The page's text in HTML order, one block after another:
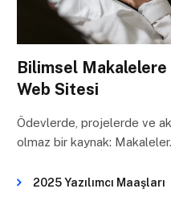
Bilimsel
Web Sitesi
Ödevlerde, projelerde ve
olmaz bir kaynak:
2025 Yazılımcı Maaşları